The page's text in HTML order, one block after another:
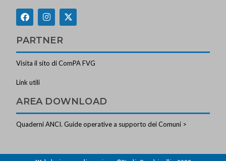
PARTNER
Visita il sito di ComPA FVG
Link utili
AREA DOWNLOAD
Quaderni ANCI. Guide operative a supporto dei Comuni >